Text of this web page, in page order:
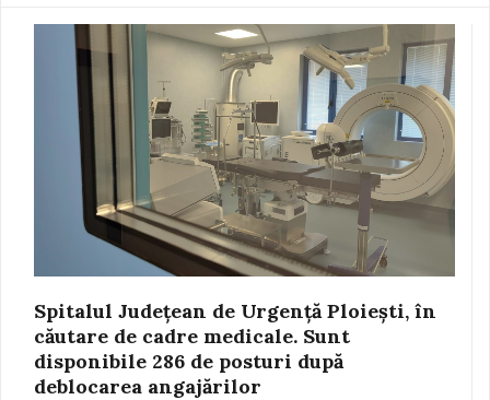
Spitalul Județean de Urgență Ploiești, în
căutare de cadre medicale. Sunt
disponibile 286 de posturi după
deblocarea angajărilor